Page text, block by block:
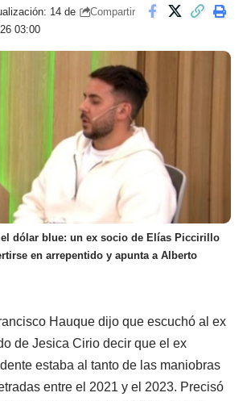
14 de
03:00
Compartir
dólar blue: un ex socio de Elías Piccirillo
en arrepentido y apunta a Alberto
Hauque dijo que escuchó al ex
de Jesica Cirio decir que el ex
estaba al tanto de las maniobras
entre el 2021 y el 2023. Precisó